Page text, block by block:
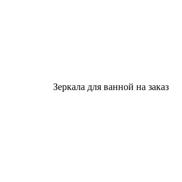
Зеркала для ванной на заказ